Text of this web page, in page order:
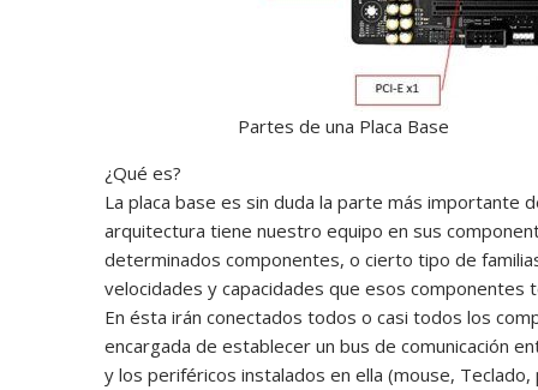
Partes de una Placa Base
¿Qué es?
La placa base es sin duda la parte más importante
arquitectura tiene nuestro equipo en sus
determinados componentes, o cierto tipo de
velocidades y capacidades que esos componentes
En ésta irán conectados todos o casi todos los
encargada de establecer un bus de comunicación
y los periféricos instalados en ella (mouse, Teclado,